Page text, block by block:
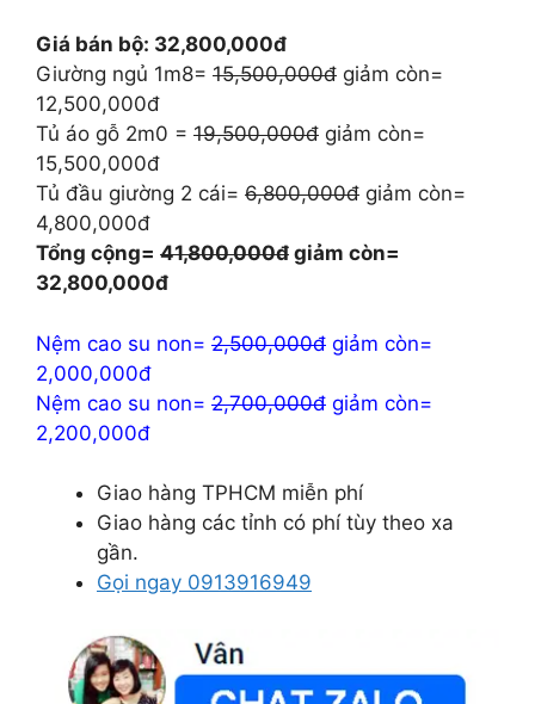
Giá bán bộ: 32,800,000đ
Giường ngủ 1m8= 15,500,000đ giảm còn=
12,500,000đ
Tủ áo gỗ 2m0 = 19,500,000đ giảm còn=
15,500,000đ
Tủ đầu giường 2 cái= 6,800,000đ giảm còn=
4,800,000đ
Tổng cộng= 41,800,000đ giảm còn=
32,800,000đ
Nệm cao su non= 2,500,000đ giảm còn=
2,000,000đ
Nệm cao su non= 2,700,000đ giảm còn=
2,200,000đ
Giao hàng TPHCM miễn phí
Giao hàng các tỉnh có phí tùy theo xa
gần.
Gọi ngay 0913916949